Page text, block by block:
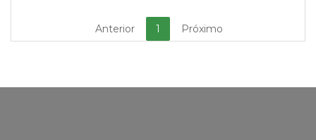
Anterior 1 Próximo